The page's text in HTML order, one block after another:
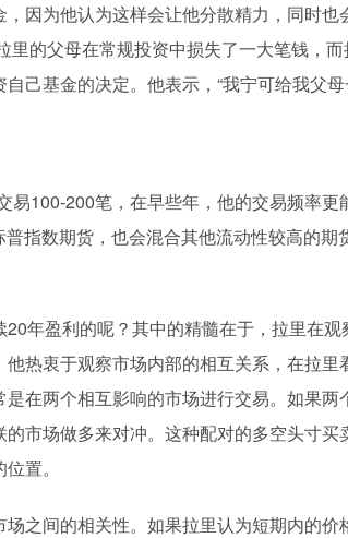
因为他认为这样会让他分散精力，同时也
的父母在常规投资中损失了一大笔钱，而
己基金的决定。他表示，“我宁可给我父
易100-200笔，在早些年，他的交易频率更
指数期货，也会混合其他流动性较高的期
年盈利的呢？其中的精髓在于，拉里在观
热衷于观察市场内部的相互关系，在拉里
在两个相互影响的市场进行交易。如果两
市场做多来对冲。这种配对的多空头寸买
置。
之间的相关性。如果拉里认为短期内的价